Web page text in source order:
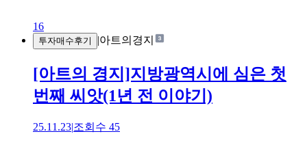
16
투자매수후기 |아트의경지
[아트의 경지]지방광역시에 심은 첫
번째 씨앗(1년 전 이야기)
25.11.23|조회수 45